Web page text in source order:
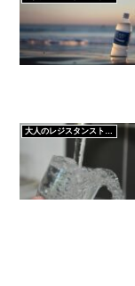
大人のレジスタンストレーニング